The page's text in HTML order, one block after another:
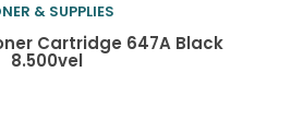
aan
& SUPPLIES
Cartridge 647A Black
8.500vel